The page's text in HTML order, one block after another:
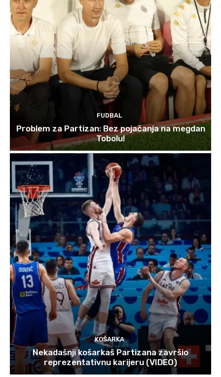
FUDBAL
Problem za Partizan: Bez pojačanja na megdan
Tobolu!
KOŠARKA
Nekadašnji košarkaš Partizana završio
reprezentativnu karijeru (VIDEO)